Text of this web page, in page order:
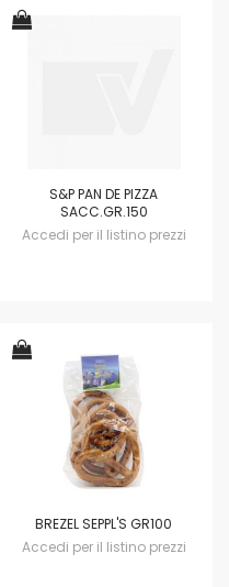
S&P PAN DE PIZZA
SACC.GR.150
Accedi per il listino prezzi
BREZEL SEPPL'S GR100
Accedi per il listino prezzi